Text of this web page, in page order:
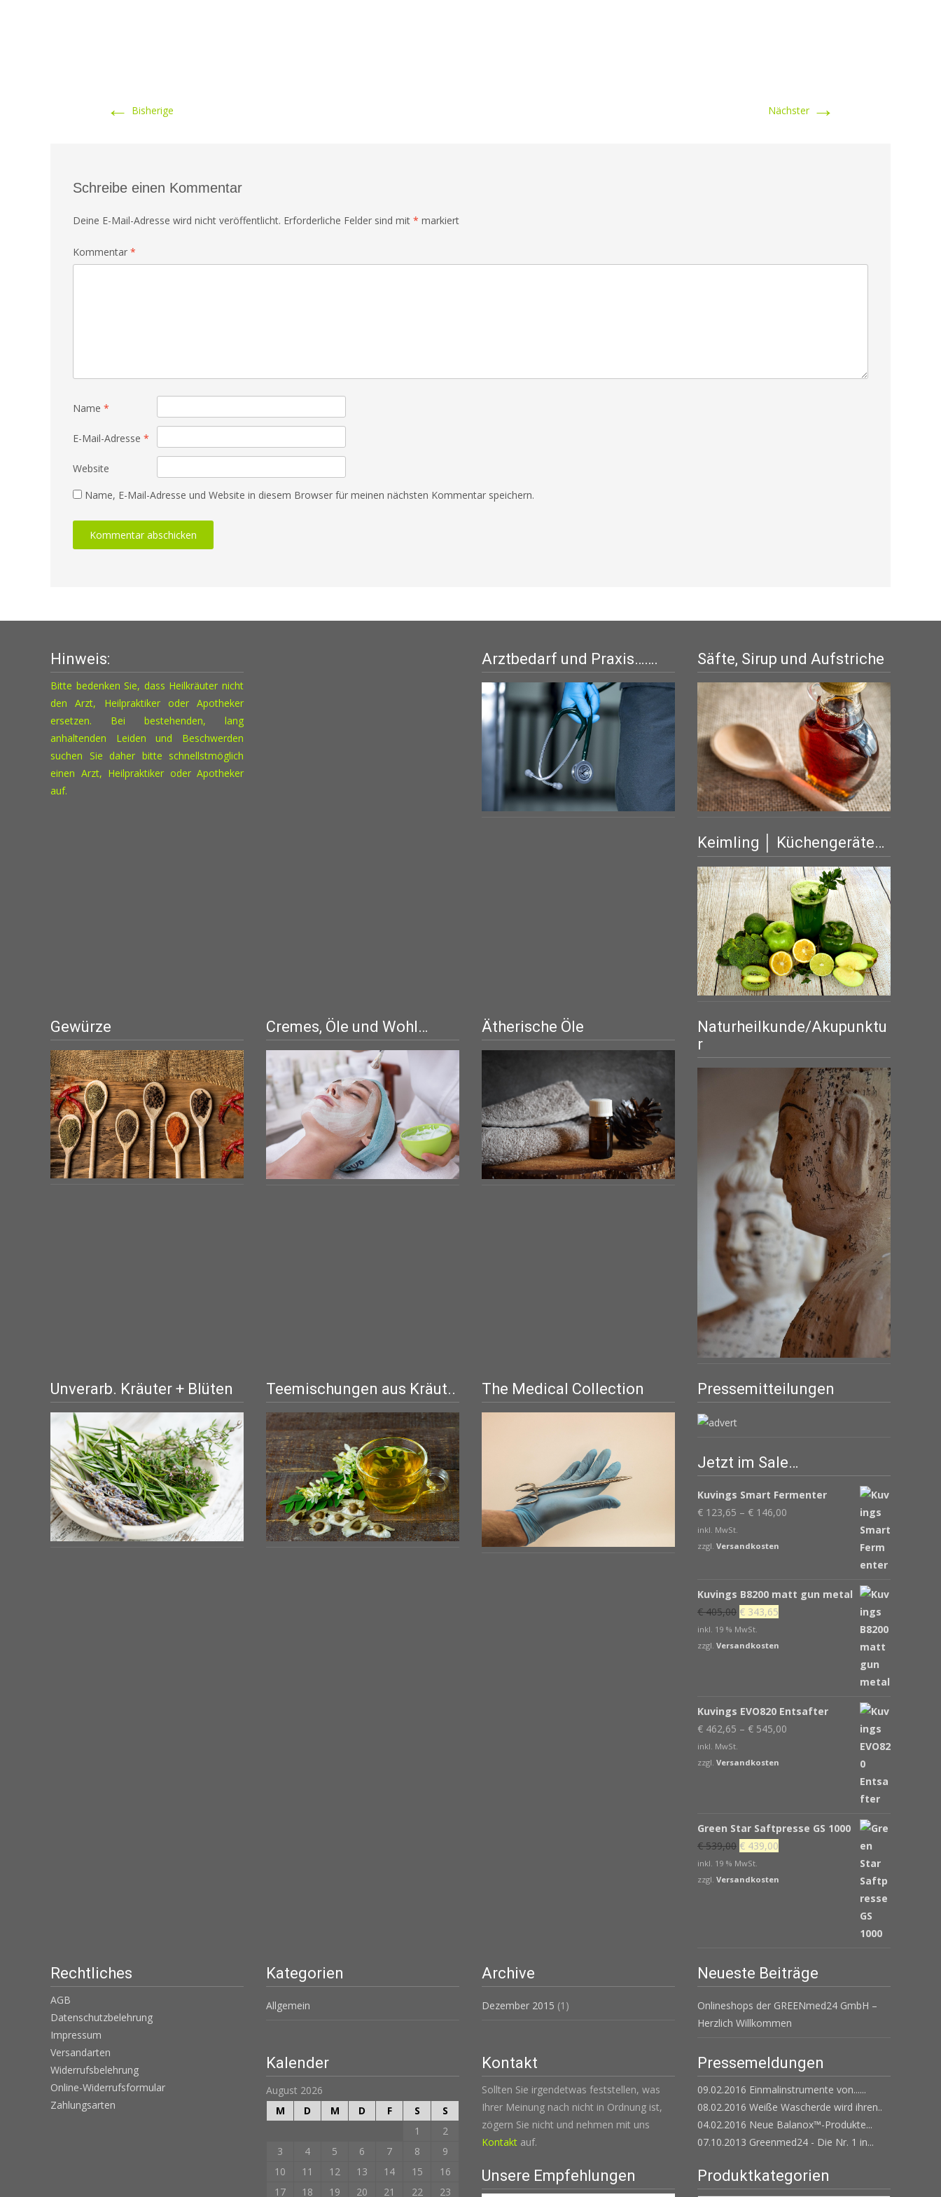
← Bisherige Nächster →
Schreibe einen Kommentar
Deine E-Mail-Adresse wird nicht veröffentlicht. Erforderliche Felder sind mit * markiert
Kommentar *
Name *
E-Mail-Adresse *
Website
Name, E-Mail-Adresse und Website in diesem Browser für meinen nächsten Kommentar speichern.
Hinweis:
Bitte bedenken Sie, dass Heilkräuter nicht
den Arzt, Heilpraktiker oder Apotheker
ersetzen. Bei bestehenden, lang
anhaltenden Leiden und Beschwerden
suchen Sie daher bitte schnellstmöglich
einen Arzt, Heilpraktiker oder Apotheker
auf.
Arztbedarf und Praxis……. Säfte, Sirup und Aufstriche
Keimling │ Küchengeräte…
Gewürze Cremes, Öle und Wohl… Ätherische Öle
Naturheilkunde/Akupunktu
r
Unverarb. Kräuter + Blüten Teemischungen aus Kräut.. The Medical Collection Pressemitteilungen
Jetzt im Sale…
Kuvings Smart Fermenter
€ 123,65 – € 146,00
inkl. MwSt.
zzgl. Versandkosten
Kuvings B8200 matt gun metal
€405,00 Ursprünglicher
Preis
war:
€ 343,65
ist:
inkl. 19 % MwSt.
zzgl. Versandkosten
Kuvings EVO820 Entsafter
€ 462,65 – € 545,00
inkl. MwSt.
zzgl. Versandkosten
Green Star Saftpresse GS 1000
€539,00 Ursprünglicher
Preis
war:
€ 439,00
ist:
inkl. 19 % MwSt.
zzgl. Versandkosten
Rechtliches
AGB
Datenschutzbelehrung
Impressum
Versandarten
Widerrufsbelehrung
Online-Widerrufsformular
Zahlungsarten
Kategorien
Allgemein
Archive
Dezember 2015 (1)
Neueste Beiträge
Onlineshops der GREENmed24 GmbH –
Herzlich Willkommen
Kalender
August 2026
M
D M D F S
S
1
2
3
4 5 6 7 8
9
10
11 12 13 14 15
16
17
18 19 20 21 22 23
Kontakt
Sollten Sie irgendetwas feststellen, was
Ihrer Meinung nach nicht in Ordnung ist,
zögern Sie nicht und nehmen mit uns
Kontakt auf.
Pressemeldungen
09.02.2016 Einmalinstrumente von......
08.02.2016 Weiße Wascherde wird ihren..
04.02.2016 Neue Balanox™-Produkte...
07.10.2013 Greenmed24 - Die Nr. 1 in...
Unsere Empfehlungen Produktkategorien